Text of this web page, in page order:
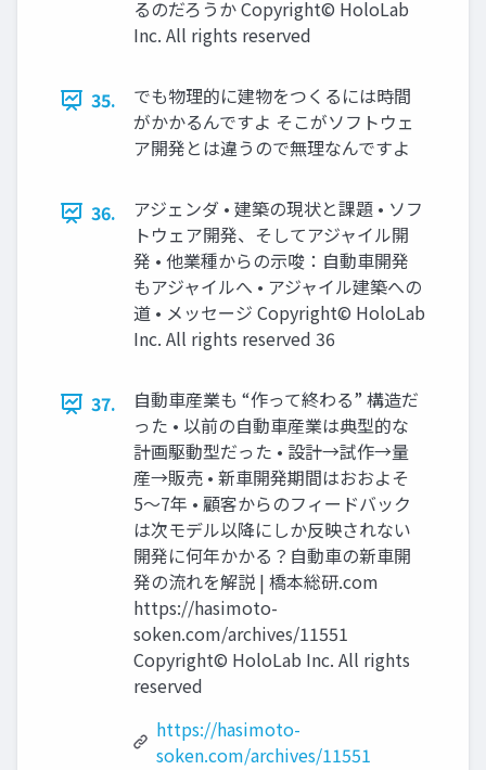
るのだろうか Copyright© HoloLab
Inc. All rights reserved
35.
でも物理的に建物をつくるには時間
がかかるんですよ そこがソフトウェ
ア開発とは違うので無理なんですよ
36.
アジェンダ • 建築の現状と課題 • ソフ
トウェア開発、そしてアジャイル開
発 • 他業種からの示唆：自動車開発
もアジャイルへ • アジャイル建築への
道 • メッセージ Copyright© HoloLab
Inc. All rights reserved 36
37.
自動車産業も “作って終わる” 構造だ
った • 以前の自動車産業は典型的な
計画駆動型だった • 設計→試作→量
産→販売 • 新車開発期間はおおよそ
5〜7年 • 顧客からのフィードバック
は次モデル以降にしか反映されない
開発に何年かかる？自動車の新車開
発の流れを解説 | 橋本総研.com
https://hasimoto-
soken.com/archives/11551
Copyright© HoloLab Inc. All rights
reserved
https://hasimoto-
soken.com/archives/11551